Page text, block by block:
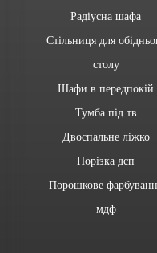
Радіусна шафа
Стільниця для
столу
Шафи в передпокій
Тумба під тв
Двоспальне ліжко
Порізка дсп
Порошкове
мдф